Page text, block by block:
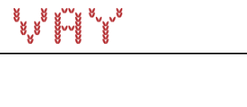
семьи. Сделано в России. Опт
от 5 000 рублей.